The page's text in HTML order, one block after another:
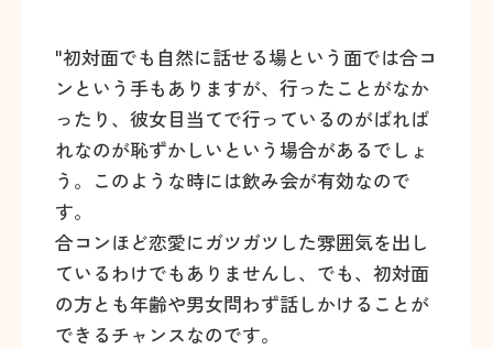
"初対面でも自然に話せる場という面では合コ
ンという手もありますが、行ったことがなか
ったり、彼女目当てで行っているのがばれば
れなのが恥ずかしいという場合があるでしょ
う。このような時には飲み会が有効なので
す。
合コンほど恋愛にガツガツした雰囲気を出し
ているわけでもありませんし、でも、初対面
の方とも年齢や男女問わず話しかけることが
できるチャンスなのです。